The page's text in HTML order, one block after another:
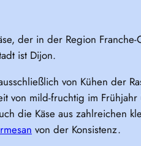
der in der Region
ist Dijon.
von Kühen der
von mild-fruchtig im
die Käse aus zahlreichen
von der Konsistenz.